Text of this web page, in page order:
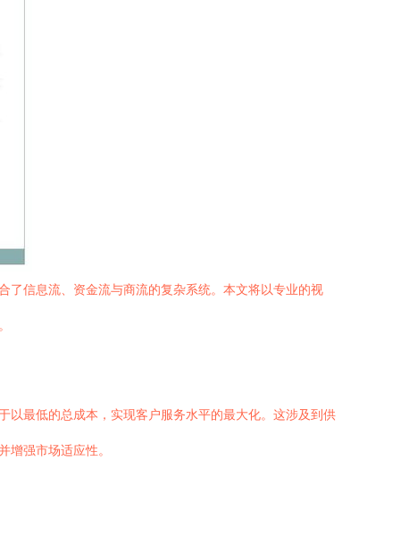
了信息流、资金流与商流的复杂系统。本文将以专业的视
以最低的总成本，实现客户服务水平的最大化。这涉及到供
增强市场适应性。